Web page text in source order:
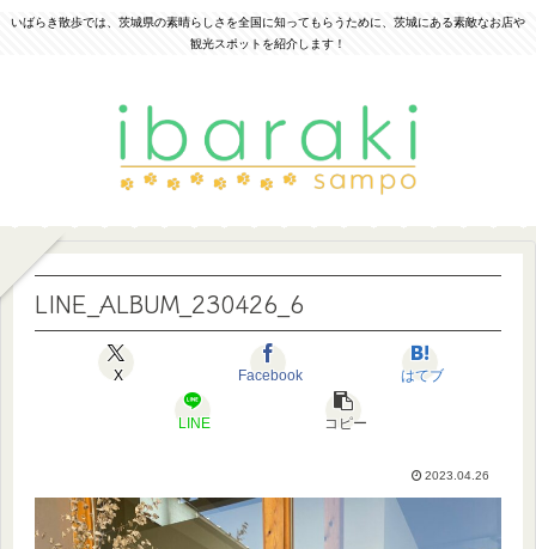
いばらき散歩では、茨城県の素晴らしさを全国に知ってもらうために、茨城にある素敵なお店や
観光スポットを紹介します！
LINE_ALBUM_230426_6
X Facebook はてブ
LINE コピー
2023.04.26